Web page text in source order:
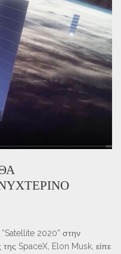
“Satellite 2020” στην
SpaceX, Elon Musk, είπε